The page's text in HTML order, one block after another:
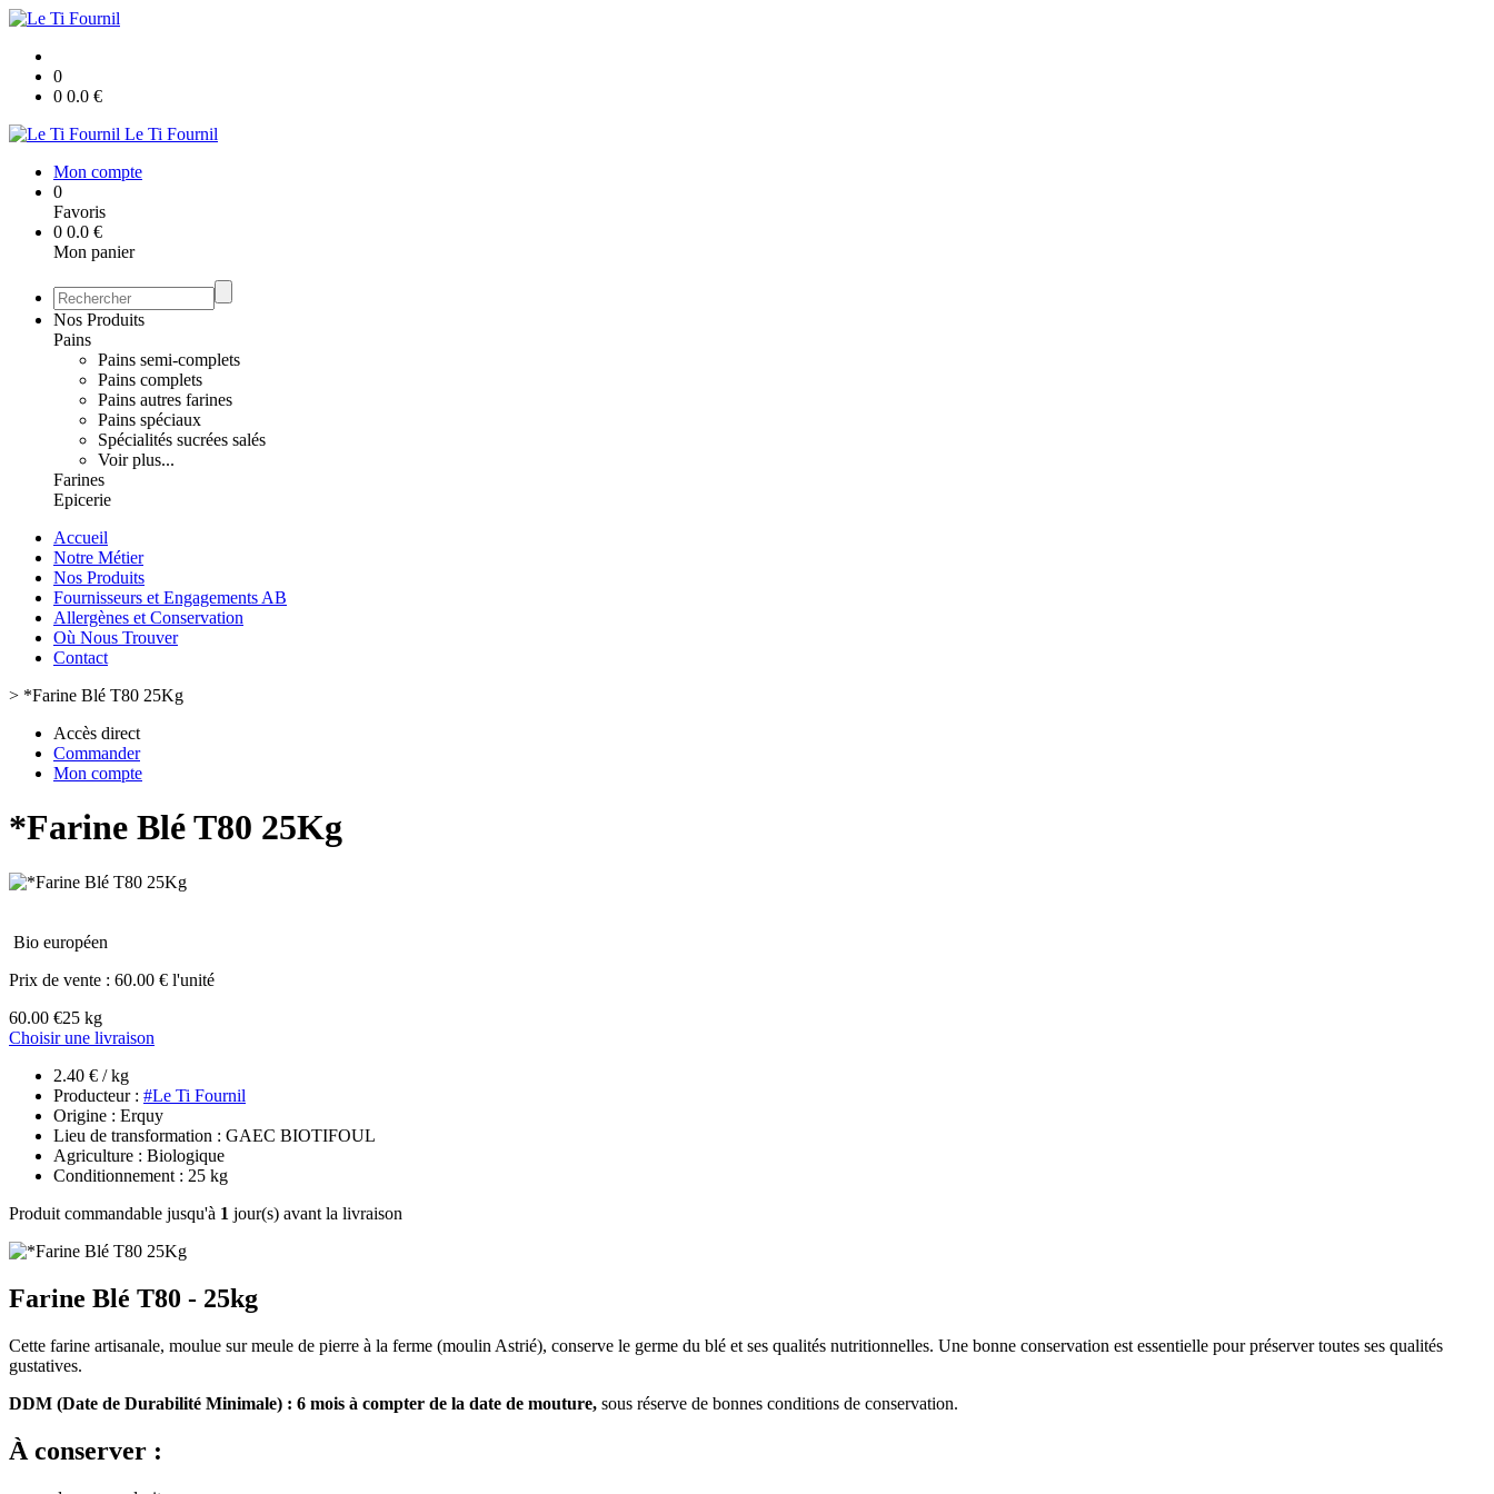
0
0 0.0 €
Le Ti Fournil
Mon compte
0
Favoris
0 0.0 €
Mon panier
Nos Produits
Pains
Pains semi-complets
Pains complets
Pains autres farines
Pains spéciaux
Spécialités sucrées salés
Voir plus...
Farines
Epicerie
Accueil
Notre Métier
Nos Produits
Fournisseurs et Engagements AB
Allergènes et Conservation
Où Nous Trouver
Contact
> *Farine Blé T80 25Kg
Accès direct
Commander
Mon compte
*Farine Blé T80 25Kg
Bio européen
Prix de vente : 60.00 € l'unité
60.00 €25 kg
Choisir une livraison
2.40 € / kg
Producteur : #Le Ti Fournil
Origine : Erquy
Lieu de transformation : GAEC BIOTIFOUL
Agriculture : Biologique
Conditionnement : 25 kg
Produit commandable jusqu'à 1 jour(s) avant la livraison
Farine Blé T80 - 25kg
Cette farine artisanale, moulue sur meule de pierre à la ferme (moulin Astrié), conserve le germe du blé et ses qualités nutritionnelles. Une bonne conservation est essentielle pour préserver toutes ses qualités
gustatives.
DDM (Date de Durabilité Minimale) : 6 mois à compter de la date de mouture, sous réserve de bonnes conditions de conservation.
À conserver :